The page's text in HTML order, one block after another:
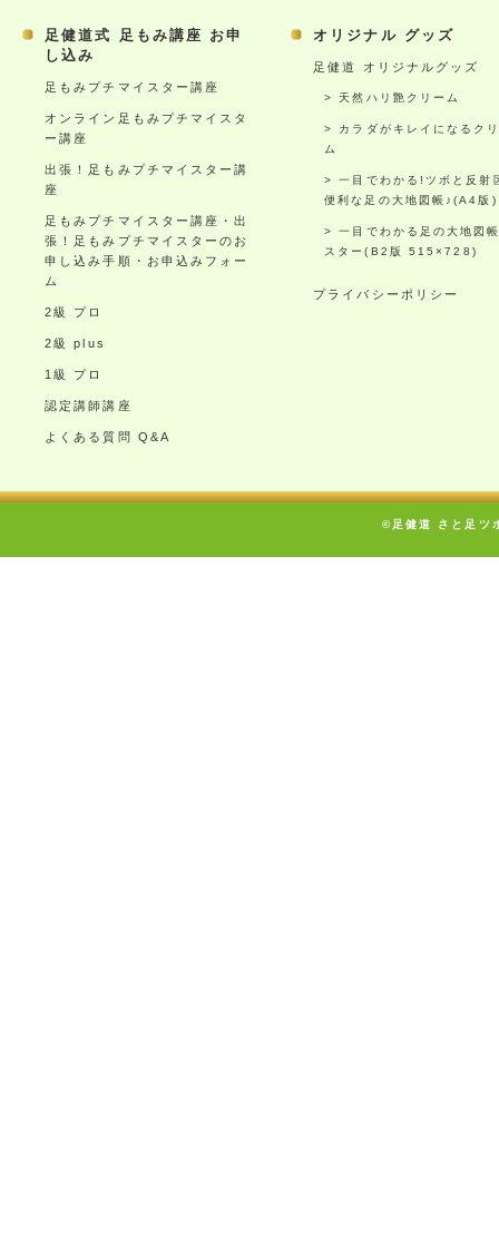
足健道式 足もみ講座 お申
し込み
足もみプチマイスター講座
オンライン足もみプチマイスタ
ー講座
出張！足もみプチマイスター講
座
足もみプチマイスター講座・出
張！足もみプチマイスターのお
申し込み手順・お申込みフォー
ム
2級 プロ
2級 plus
1級 プロ
認定講師講座
よくある質問 Q&A
オリジナル グッズ
足健道 オリジナルグッズ
天然ハリ艶クリーム
カラダがキレイになるク
ム
一目でわかる!ツボと反射
便利な足の大地図帳♪(A4版)
一目でわかる足の大地図
スター(B2版 515×728)
プライバシーポリシー
©足健道 さと足